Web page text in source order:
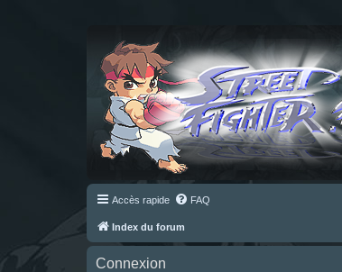
Accès rapide FAQ
Index du forum
Connexion